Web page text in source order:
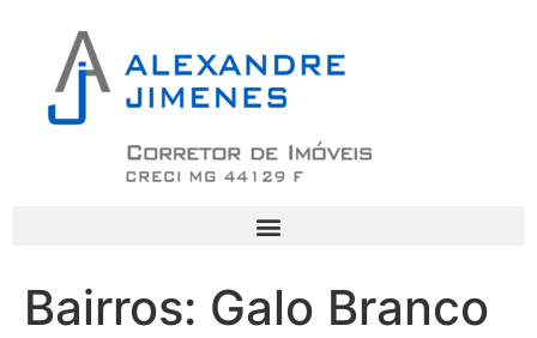
Bairros: Galo Branco